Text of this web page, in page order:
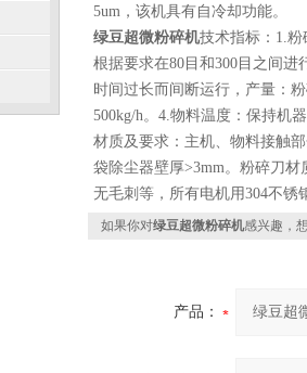
5um，该机具有自冷却功能。
绿豆超微粉碎机技术指标：1.粉
根据要求在80目和300目之间
时间过长而间断运行，产量：
500kg/h。4.物料温度：保持机
材质及要求：主机、物料接触
袋除尘器壁厚>3mm。粉碎刀
无毛刺等，所有电机用304不锈
如果你对绿豆超微粉碎机感兴趣，
产品：